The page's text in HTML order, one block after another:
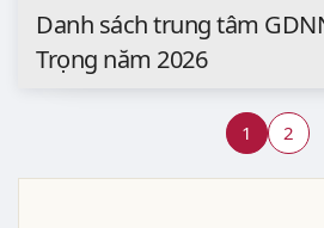
Danh sách trung tâm
Trọng năm 2026
1 2